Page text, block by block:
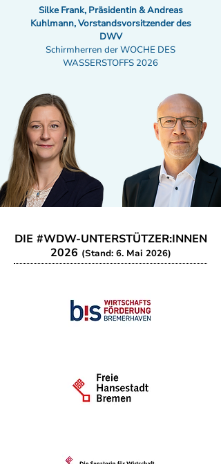
Silke Frank, Präsidentin & Andreas
Kuhlmann, Vorstandsvorsitzender des
DWV
Schirmherren der WOCHE DES
WASSERSTOFFS 2026
DIE #WDW-UNTERSTÜTZER:INNEN
2026 (Stand: 6. Mai 2026)